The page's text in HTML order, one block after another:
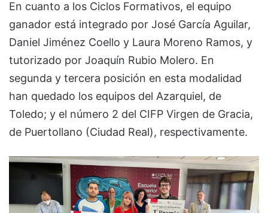
En cuanto a los Ciclos Formativos, el equipo
ganador está integrado por José García Aguilar,
Daniel Jiménez Coello y Laura Moreno Ramos, y
tutorizado por Joaquín Rubio Molero. En
segunda y tercera posición en esta modalidad
han quedado los equipos del Azarquiel, de
Toledo; y el número 2 del CIFP Virgen de Gracia,
de Puertollano (Ciudad Real), respectivamente.